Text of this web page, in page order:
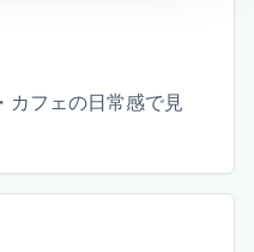
カフェの日常感で見